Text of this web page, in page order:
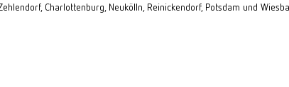
, Charlottenburg Neukölln Reinickendorf, Potsdam und